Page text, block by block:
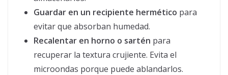
Guardar en un recipiente hermético para
evitar que absorban humedad.
Recalentar en horno o sartén para
recuperar la textura crujiente. Evita el
microondas porque puede ablandarlos.